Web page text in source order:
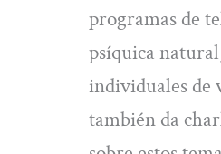
programas de
psíquica
individuales de
también da